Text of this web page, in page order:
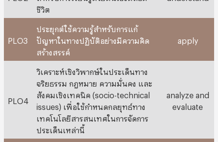
ชีวิต
PLO3
ประยุกต์ใช้ความรู้สำหรับการแก้
ปัญหาในทางปฏิบัติอย่างมีความคิด
สร้างสรรค์
apply
PLO4
วิเคราะห์เชิงวิพากษ์ในประเด็นทาง
จริยธรรม กฎหมาย ความมั่นคง และ
สังคมเชิงเทคนิค (socio-technical
issues) เพื่อใช้กำหนดกลยุทธ์ทาง
เทคโนโลยีสารสนเทศในการจัดการ
ประเด็นเหล่านี้
analyze and
evaluate